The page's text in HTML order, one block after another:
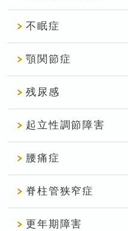
不眠症
顎関節症
残尿感
起立性調節障害
腰痛症
脊柱管狭窄症
更年期障害